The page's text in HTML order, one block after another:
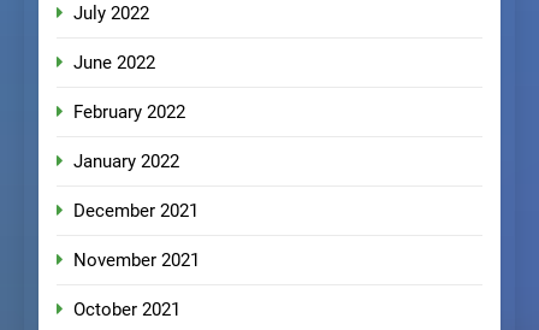
July 2022
June 2022
February 2022
January 2022
December 2021
November 2021
October 2021